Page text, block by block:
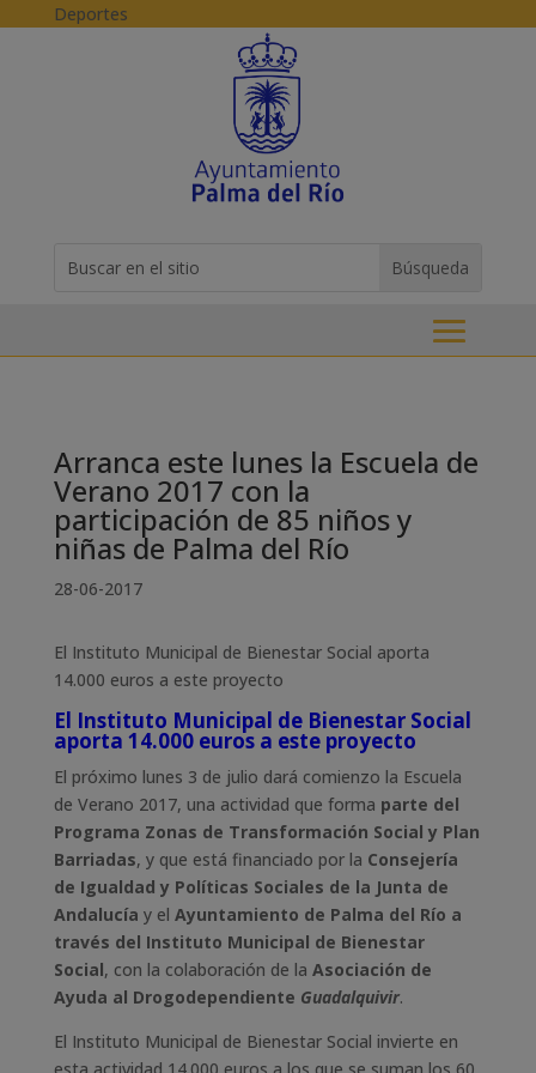
Skip to content
Deportes
for...
Arranca este lunes la Escuela de
Verano 2017 con la
participación de 85 niños y
niñas de Palma del Río
28-06-2017
El Instituto Municipal de Bienestar Social aporta
14.000 euros a este proyecto
El Instituto Municipal de Bienestar Social
aporta 14.000 euros a este proyecto
El próximo lunes 3 de julio dará comienzo la Escuela
de Verano 2017, una actividad que forma parte del
Programa Zonas de Transformación Social y Plan
Barriadas, y que está financiado por la Consejería
de Igualdad y Políticas Sociales de la Junta de
Andalucía y el Ayuntamiento de Palma del Río a
través del Instituto Municipal de Bienestar
Social, con la colaboración de la Asociación de
Ayuda al Drogodependiente Guadalquivir.
El Instituto Municipal de Bienestar Social invierte en